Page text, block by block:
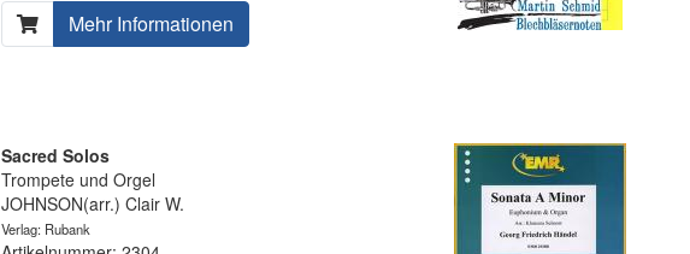
Mehr Informationen
Sacred Solos
Trompete und Orgel
JOHNSON(arr.) Clair W.
Verlag: Rubank